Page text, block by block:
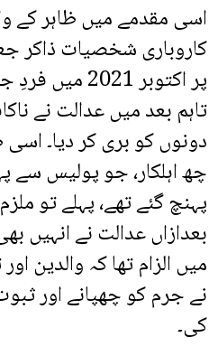
اسی مقدمے میں ظاہر کے
کاروباری شخصیات ذاکر
پر اکتوبر
تاہم بعد میں عدالت نے
دونوں کو بری کر دیا۔
چھ اہلکار، جو پولیس سے
پہنچ گئے تھے، پہلے تو
بعدازاں عدالت نے انہیں
میں الزام تھا کہ والدین
نے جرم کو چھپانے اور
کی۔